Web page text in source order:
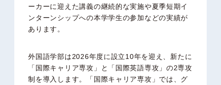
ーカーに迎えた講義の継続的な実施や夏季短期イ
ンターンシップへの本学学生の参加などの実績が
あります。
外国語学部は2026年度に設立10年を迎え、新たに
「国際キャリア専攻」と「国際英語専攻」の2専攻
制を導入します。「国際キャリア専攻」では、グ